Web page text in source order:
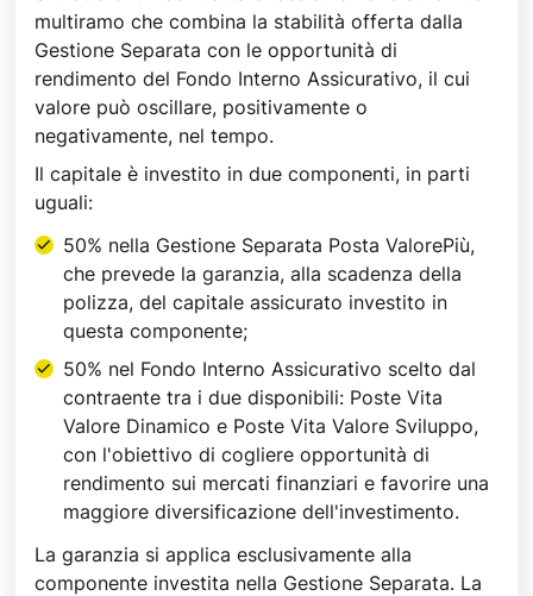
multiramo che combina la stabilità offerta dalla
Gestione Separata con le opportunità di
rendimento del Fondo Interno Assicurativo, il cui
valore può oscillare, positivamente o
negativamente, nel tempo.
Il capitale è investito in due componenti, in parti
uguali:
50% nella Gestione Separata Posta ValorePiù,
che prevede la garanzia, alla scadenza della
polizza, del capitale assicurato investito in
questa componente;
50% nel Fondo Interno Assicurativo scelto dal
contraente tra i due disponibili: Poste Vita
Valore Dinamico e Poste Vita Valore Sviluppo,
con l'obiettivo di cogliere opportunità di
rendimento sui mercati finanziari e favorire una
maggiore diversificazione dell'investimento.
La garanzia si applica esclusivamente alla
componente investita nella Gestione Separata. La